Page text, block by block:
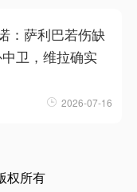
：萨利巴若伤缺
卫，维拉确实
2026-07-16
权所有